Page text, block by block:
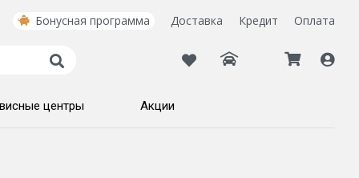
Бонусная программа Доставка Кредит Оплата
центры Акции